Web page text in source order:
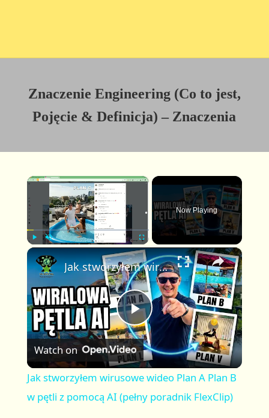
Znaczenie Engineering (Co to jest,
Pojęcie & Definicja) – Znaczenia
×
y
n
m
t
e
F
u
l
l
s
c
r
e
n
Now Playing
×
P
l
a
Jak stworzyłem wirusowe wideo Plan A Plan B w pętli z pomocą AI (pełny poradnik FlexClip)
Watch on
Jak stworzyłem wirusowe wideo Plan A Plan B
w pętli z pomocą AI (pełny poradnik FlexClip)